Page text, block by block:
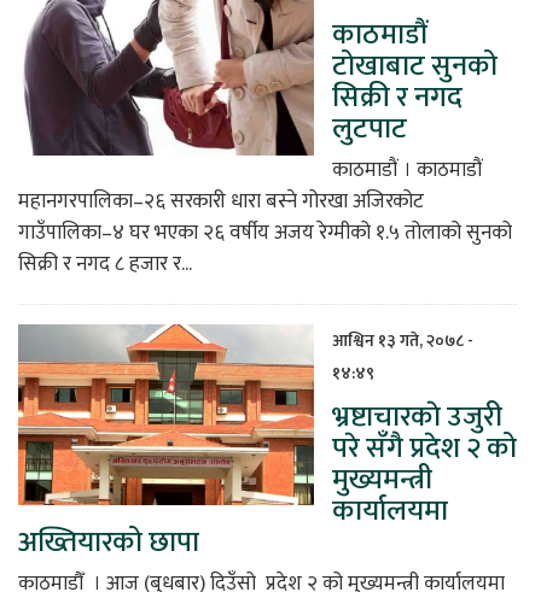
काठमाडौं
टोखाबाट सुनको
सिक्री र नगद
लुटपाट
काठमाडौं । काठमाडौं
महानगरपालिका–२६ सरकारी धारा बस्ने गोरखा अजिरकोट
गाउँपालिका–४ घर भएका २६ वर्षीय अजय रेग्मीको १.५ तोलाको सुनको
सिक्री र नगद ८ हजार र...
आश्विन १३ गते, २०७८ -
१४:४९
भ्रष्टाचारकाे उजुरी
परे सँगै प्रदेश २ को
मुख्यमन्त्री
कार्यालयमा
अख्तियारको छापा
काठमाडौँ । आज (बुधबार) दिउँसो प्रदेश २ को मुख्यमन्त्री कार्यालयमा